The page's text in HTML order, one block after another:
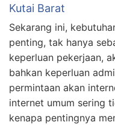
Kutai Barat
Sekarang ini,
penting, tak hanya
keperluan pekerjaan,
bahkan keperluan
permintaan akan
internet umum sering
kenapa pentingnya